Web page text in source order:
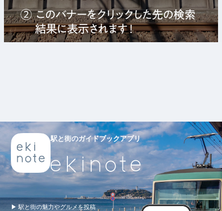
駅と街のガイドブックアプリ
▶ 駅と街の魅力やグルメを投稿